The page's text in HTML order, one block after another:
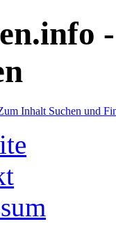
-
Inhalt Suchen und